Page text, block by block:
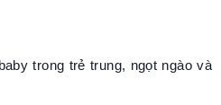
trong trẻ trung, ngọt ngào và